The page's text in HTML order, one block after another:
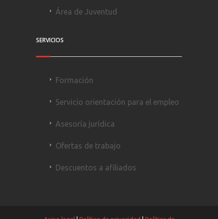
Área de Juventud
SERVICIOS
Formación
Servicio orientación para el empleo
Asesoría jurídica
Ofertas de trabajo
Descuentos a afiliados